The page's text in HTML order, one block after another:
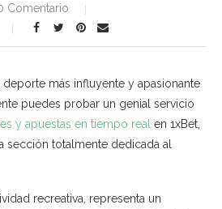
Comentario
más influyente y apasionante
puedes probar un genial servicio
y apuestas en tiempo real en 1xBet,
sección totalmente dedicada al
recreativa, representa un